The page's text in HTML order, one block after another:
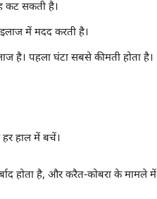
कट सकती है।
में मदद करती है।
है। पहला घंटा सबसे कीमती होता है।
हाल में बचें।
होता है, और करैत-कोबरा के